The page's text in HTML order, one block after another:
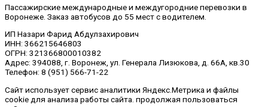
Пассажирские международные и междугородние перевозки в
Воронеже. Заказ автобусов до 55 мест с водителем.
ИП Назари Фарид Абдулзахирович
ИНН: 366215646803
ОГРН: 321366800010382
Адрес: 394088, г. Воронеж, ул. Генерала Лизюкова, д. 66А, кв.30
Телефон: 8 (951) 566-71-22
Сайт использует сервис аналитики Яндекс.Метрика и файлы
cookie для анализа работы сайта. продолжая пользоваться